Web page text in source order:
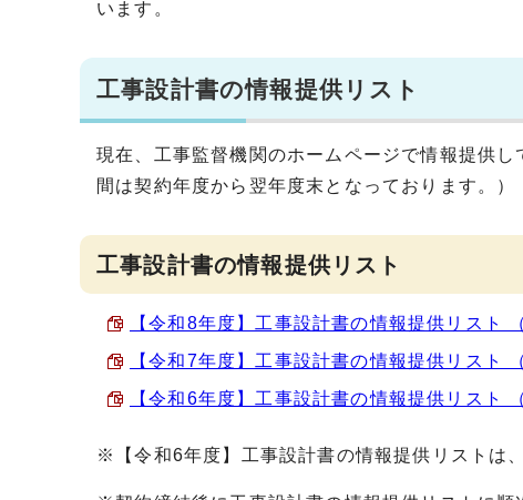
います。
工事設計書の情報提供リスト
現在、工事監督機関のホームページで情報提供
間は契約年度から翌年度末となっております。）
工事設計書の情報提供リスト
【令和8年度】工事設計書の情報提供リスト
【令和7年度】工事設計書の情報提供リスト
【令和6年度】工事設計書の情報提供リスト
※【令和6年度】工事設計書の情報提供リストは